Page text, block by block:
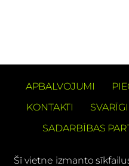
APBALVOJUMI
KONTAKTI
SADARBĪBAS
Šī vietne izmanto